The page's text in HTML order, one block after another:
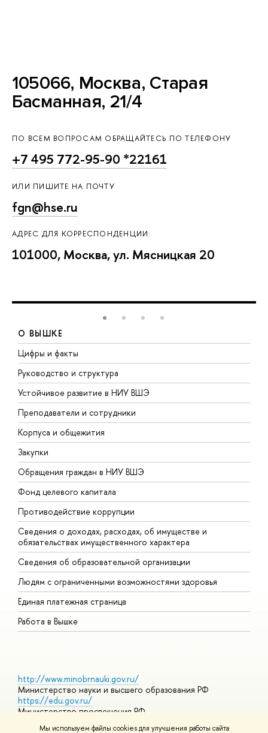
Мы используем файлы cookies для улучшения работы сайта
105066, Москва, Старая
Басманная, 21/4
ПО ВСЕМ ВОПРОСАМ ОБРАЩАЙТЕСЬ ПО ТЕЛЕФОНУ
+7 495 772-95-90 *22161
ИЛИ ПИШИТЕ НА ПОЧТУ
fgn@hse.ru
АДРЕС ДЛЯ КОРРЕСПОНДЕНЦИИ:
101000, Москва, ул. Мясницкая 20
О ВЫШКЕ
Цифры и факты
Руководство и структура
Устойчивое развитие в НИУ ВШЭ
Преподаватели и сотрудники
Корпуса и общежития
Закупки
Обращения граждан в НИУ ВШЭ
Фонд целевого капитала
Противодействие коррупции
Сведения о доходах, расходах, об имуществе и
обязательствах имущественного характера
Сведения об образовательной организации
Людям с ограниченными возможностями здоровья
Единая платежная страница
Работа в Вышке
http://www.minobrnauki.gov.ru/
Министерство науки и высшего образования РФ
https://edu.gov.ru/
Министерство просвещения РФ